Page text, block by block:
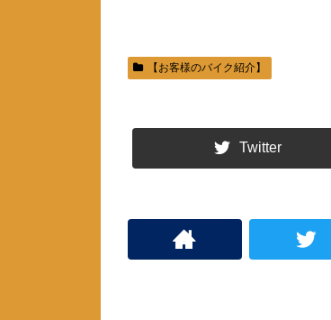
ン
ド
ウ
だ
さ
い
ド
ま
す
【お客様のバイク紹介】
Twitter